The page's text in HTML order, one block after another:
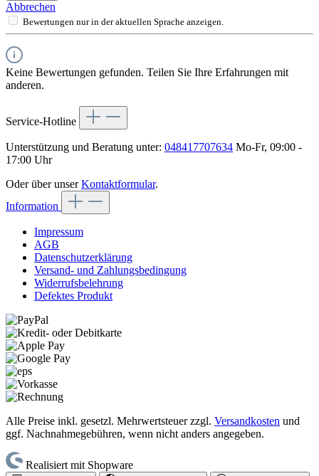
Abbrechen
Bewertungen nur in der aktuellen Sprache anzeigen.
Keine Bewertungen gefunden. Teilen Sie Ihre Erfahrungen mit
anderen.
Service-Hotline
Unterstützung und Beratung unter: 048417707634 Mo-Fr, 09:00 -
17:00 Uhr
Oder über unserKontaktformular.
Information
Impressum
AGB
Datenschutzerklärung
Versand- und Zahlungsbedingung
Widerrufsbelehrung
Defektes Produkt
Alle Preise inkl. gesetzl. Mehrwertsteuer zzgl. Versandkosten und
ggf. Nachnahmegebühren, wenn nicht anders angegeben.
Realisiert mit Shopware